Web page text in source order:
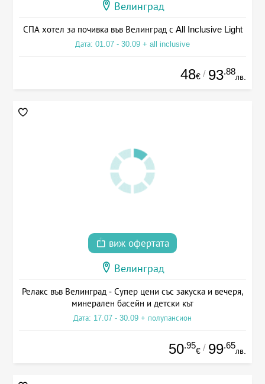
Велинград
СПА хотел за почивка във Велинград с All Inclusive Light
Дата: 01.07 - 30.09 + all inclusive
48€ / 93.88
лв.
виж офертата
Велинград
Релакс във Велинград - Супер цени със закуска и вечеря,
минерален басейн и детски кът
Дата: 17.07 - 30.09 + полупансион
50.95
€ / 99.65
лв.